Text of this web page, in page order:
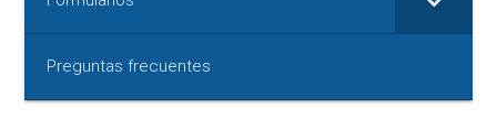
Preguntas frecuentes